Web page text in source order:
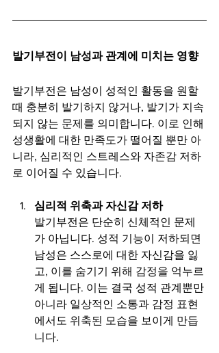
발기부전이 남성과 관계에 미치는 영향
발기부전은 남성이 성적인 활동을 원할
때 충분히 발기하지 않거나, 발기가 지속
되지 않는 문제를 의미합니다. 이로 인해
성생활에 대한 만족도가 떨어질 뿐만 아
니라, 심리적인 스트레스와 자존감 저하
로 이어질 수 있습니다.
심리적 위축과 자신감 저하
발기부전은 단순히 신체적인 문제
가 아닙니다. 성적 기능이 저하되면
남성은 스스로에 대한 자신감을 잃
고, 이를 숨기기 위해 감정을 억누르
게 됩니다. 이는 결국 성적 관계뿐만
아니라 일상적인 소통과 감정 표현
에서도 위축된 모습을 보이게 만듭
니다.